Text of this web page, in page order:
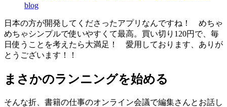
blog
日本の方が開発してくださったアプリなんですね！ めちゃ
めちゃシンプルで使いやすくて最高。買い切り120円で、毎
日使うことを考えたら大満足！ 愛用しております、ありが
とうございます！！
まさかのランニングを始める
そんな折、書籍の仕事のオンライン会議で編集さんとお話し